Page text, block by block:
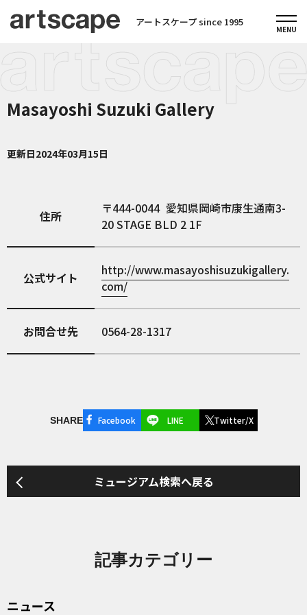
アートスケープ since 1995
Masayoshi Suzuki Gallery
更新日2024年03月15日
住所 444-0044 愛知県岡崎市康生通南3-
20 STAGE BLD 2 1F
公式サイト
http://www.masayoshisuzukigallery.
com/
お問合せ先 0564-28-1317
SHARE Facebook LINE Twitter/X
ミュージアム検索へ戻る
記事カテゴリー
ニュース